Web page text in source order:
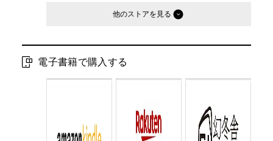
他のストア
電子書籍で購入する